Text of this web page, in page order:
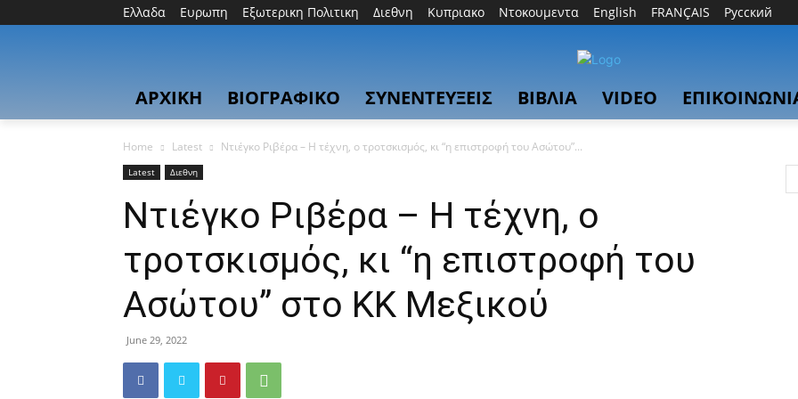
Ελλαδα Ευρωπη Εξωτερικη Πολιτικη Διεθνη Κυπριακο Ντοκουμεντα English FRANÇAIS Русский
ΑΡΧΙΚΗ ΒΙΟΓΡΑΦΙΚΟ ΣΥΝΕΝΤΕΥΞΕΙΣ ΒΙΒΛΙΑ VIDEO
Home Latest Ντιέγκο Ριβέρα – Η τέχνη, ο τροτσκισμός, κι “η επιστροφή του Ασώτου”...
Latest Διεθνη
Ντιέγκο Ριβέρα – Η τέχνη, ο
τροτσκισμός, κι “η επιστροφή του
Ασώτου” στο ΚΚ Μεξικού
June 29, 2022